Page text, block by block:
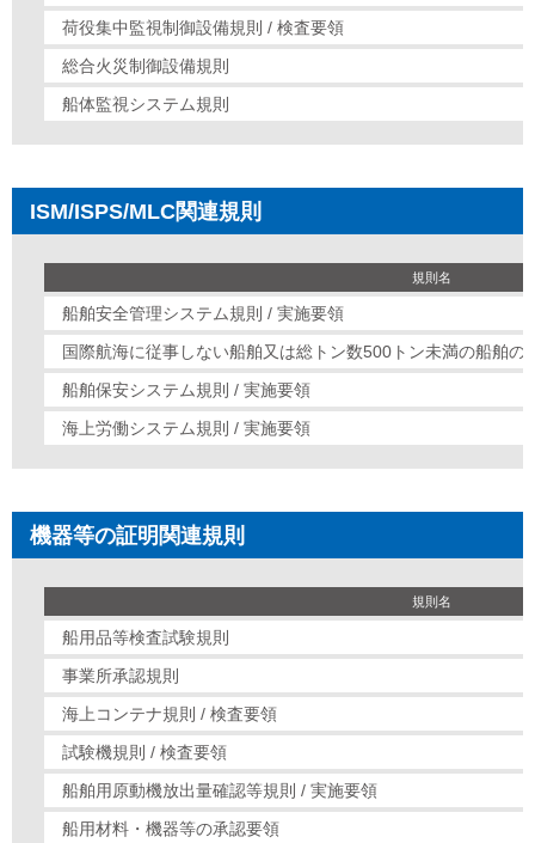
荷役集中監視制御設備規則 / 検査要領
総合火災制御設備規則
船体監視システム規則
ISM/ISPS/MLC関連規則
規則名
船舶安全管理システム規則 / 実施要領
国際航海に従事しない船舶又は総トン数500トン未満の船舶
船舶保安システム規則 / 実施要領
海上労働システム規則 / 実施要領
機器等の証明関連規則
規則名
船用品等検査試験規則
事業所承認規則
海上コンテナ規則 / 検査要領
試験機規則 / 検査要領
船舶用原動機放出量確認等規則 / 実施要領
船用材料・機器等の承認要領